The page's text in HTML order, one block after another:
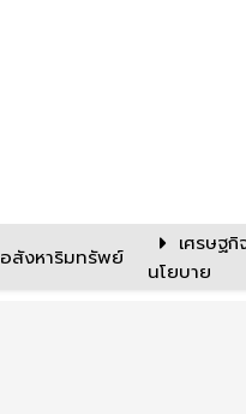
อสังหาริมทรัพย์
เศรษฐกิ
นโยบาย